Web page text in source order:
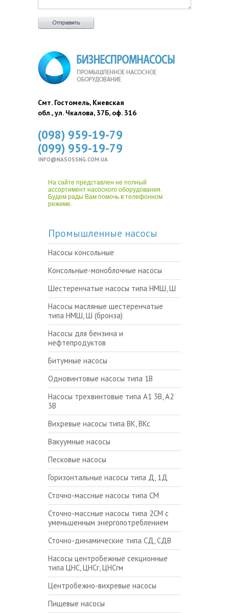
Смт. Гостомель, Киевская
обл., ул. Чкалова, 37Б, оф. 316
(098) 959-19-79
(099) 959-19-79
INFO@NASOSSNG.COM.UA
На сайте представлен не полный
ассортимент насосного оборудования.
Будем рады Вам помочь в телефонном
режиме.
Промышленные насосы
Насосы консольные
Консольные-моноблочные насосы
Шестеренчатые насосы типа НМШ, Ш
Насосы масляные шестеренчатые
типа НМШ, Ш (бронза)
Насосы для бензина и
нефтепродуктов
Битумные насосы
Одновинтовые насосы типа 1В
Насосы трехвинтовые типа А1 3В, А2
3В
Вихревые насосы типа ВК, ВКс
Вакуумные насосы
Песковые насосы
Горизонтальные насосы типа Д, 1Д
Сточно-массные насосы типа СМ
Сточно-массные насосы типа 2СМ с
уменьшенным энергопотреблением
Сточно-динамические типа СД, СДВ
Насосы центробежные секционные
типа ЦНС, ЦНСг, ЦНСгм
Центробежно-вихревые насосы
Пищевые насосы